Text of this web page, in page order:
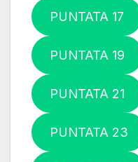
PUNTATA 17
PUNTATA 19
PUNTATA 21
PUNTATA 23